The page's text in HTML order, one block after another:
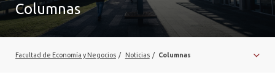
POSTGRADO
Columnas
Facultad de Economía y Negocios / Noticias / Columnas